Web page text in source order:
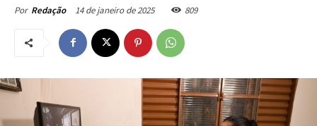
Por Redação 14 de janeiro de 2025 809